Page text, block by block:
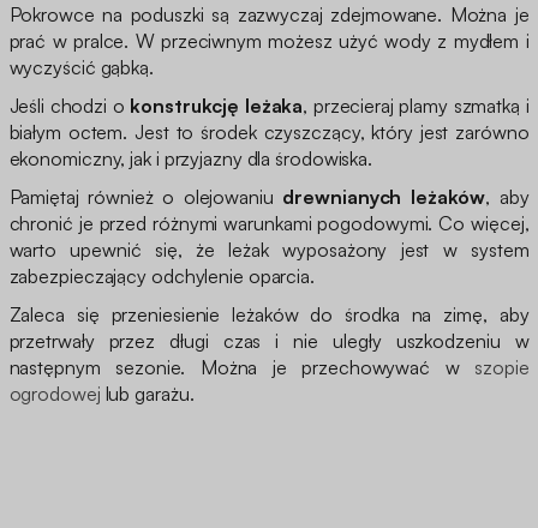
Pokrowce na poduszki są zazwyczaj zdejmowane. Można je
prać w pralce. W przeciwnym możesz użyć wody z mydłem i
wyczyścić gąbką.
Jeśli chodzi o konstrukcję leżaka, przecieraj plamy szmatką i
białym octem. Jest to środek czyszczący, który jest zarówno
ekonomiczny, jak i przyjazny dla środowiska.
Pamiętaj również o olejowaniu drewnianych leżaków, aby
chronić je przed różnymi warunkami pogodowymi. Co więcej,
warto upewnić się, że leżak wyposażony jest w system
zabezpieczający odchylenie oparcia.
Zaleca się przeniesienie leżaków do środka na zimę, aby
przetrwały przez długi czas i nie uległy uszkodzeniu w
następnym sezonie. Można je przechowywać w szopie
ogrodowej lub garażu.